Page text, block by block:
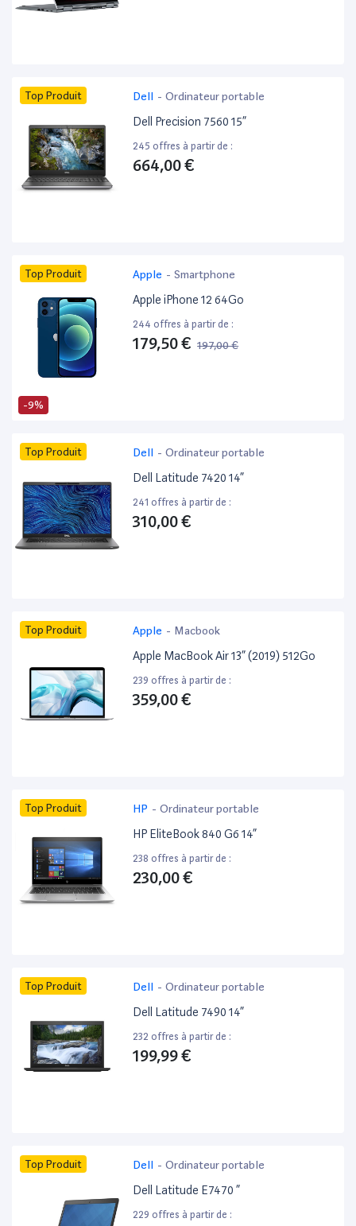
Top Produit Dell - Ordinateur portable
Dell Precision 7560 15”
245 offres à partir de :
664,00 €
-9%
Top Produit Apple - Smartphone
Apple iPhone 12 64Go
244 offres à partir de :
179,50 € 197,00 €
Top Produit Dell - Ordinateur portable
Dell Latitude 7420 14”
241 offres à partir de :
310,00 €
Top Produit Apple - Macbook
Apple MacBook Air 13” (2019) 512Go
239 offres à partir de :
359,00 €
Top Produit HP - Ordinateur portable
HP EliteBook 840 G6 14”
238 offres à partir de :
230,00 €
Top Produit Dell - Ordinateur portable
Dell Latitude 7490 14”
232 offres à partir de :
199,99 €
Top Produit Dell - Ordinateur portable
Dell Latitude E7470 ”
229 offres à partir de :